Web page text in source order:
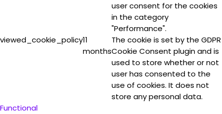
user consent for the cookies
in the category
"Performance".
viewed_cookie_policy11
months
The cookie is set by the GDPR
Cookie Consent plugin and is
used to store whether or not
user has consented to the
use of cookies. It does not
store any personal data.
Functional